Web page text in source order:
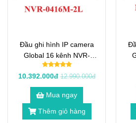
Đầu ghi hình IP camera
Global 16 kênh NVR-
0416M-2L
10.392.000đ 12.990.000đ
Mua ngay
Thêm giỏ hàng